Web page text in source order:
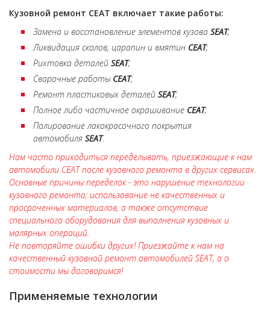
Кузовной ремонт СЕАТ включает такие работы:
Замена и восстановление элементов кузова SEAT;
Ликвидация сколов, царапин и вмятин СЕАТ;
Рихтовка деталей SEAT;
Сварочные работы СЕАТ;
Ремонт пластиковых деталей SEAT;
Полное либо частичное окрашивание СЕАТ;
Полирование лакокрасочного покрытия
автомобиля SEAT.
Нам часто приходиться переделывать, приезжающие к нам
автомобили СЕАТ после кузовного ремонта в других сервисах.
Основные причины переделок - это нарушение технологии
кузовного ремонта; использование не качественных и
просроченных материалов, а также отсутствие
специального оборудования для выполнения кузовных и
малярных операций.
Не повторяйте ошибки других! Приезжайте к нам на
качественный кузовной ремонт автомобилей SEAT, а о
стоимости мы договоримся!
Применяемые технологии